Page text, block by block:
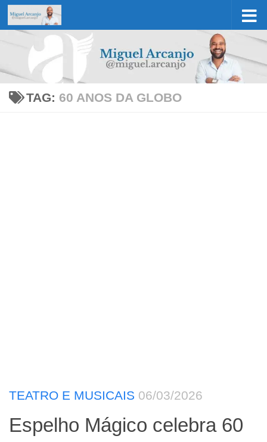
Skip to content
TAG: 60 ANOS DA GLOBO
TEATRO E MUSICAIS 06/03/2026
Espelho Mágico celebra 60